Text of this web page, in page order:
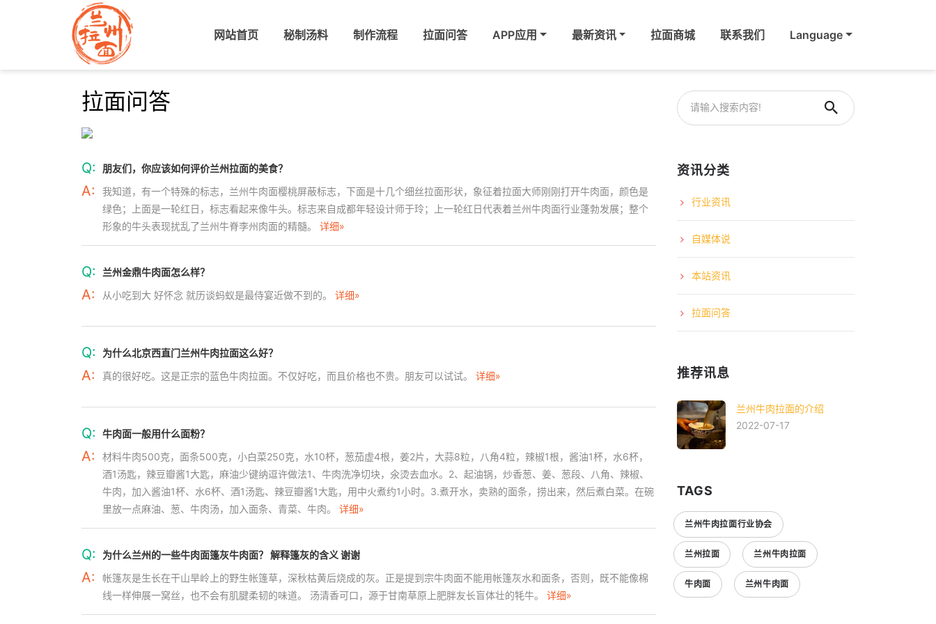
网站首页(current)秘制汤料 制作流程 拉面问答 APP应用 最新资讯 拉面商城 联系我们 Language
拉面问答
Q: 朋友们，你应该如何评价兰州拉面的美食？
A:
我知道，有一个特殊的标志，兰州牛肉面樱桃屏蔽标志，下面是十几个细丝拉面形状，象征着拉面大师刚刚打开牛肉面，颜色是
绿色；上面是一轮红日，标志看起来像牛头。标志来自成都年轻设计师于玲；上一轮红日代表着兰州牛肉面行业蓬勃发展；整个
形象的牛头表现扰乱了兰州牛脊李州肉面的精髓。 详细»
Q: 兰州金鼎牛肉面怎么样？
A: 从小吃到大 好怀念 就历谈蚂蚁是最侍宴近做不到的。 详细»
Q: 为什么北京西直门兰州牛肉拉面这么好？
A: 真的很好吃。这是正宗的蓝色牛肉拉面。不仅好吃，而且价格也不贵。朋友可以试试。 详细»
Q: 牛肉面一般用什么面粉？
A:
材料牛肉500克，面条500克，小白菜250克，水10杯，葱茄虚4根，姜2片，大蒜8粒，八角4粒，辣椒1根，酱油1杯，水6杯，
酒1汤匙，辣豆瓣酱1大匙，麻油少键纳逗许做法1、牛肉洗净切块，氽烫去血水。2、起油锅，炒香葱、姜、葱段、八角、辣椒、
牛肉，加入酱油1杯、水6杯、酒1汤匙、辣豆瓣酱1大匙，用中火煮约1小时。3.煮开水，卖熟的面条，捞出来，然后煮白菜。在碗
里放一点麻油、葱、牛肉汤，加入面条、青菜、牛肉。 详细»
Q: 为什么兰州的一些牛肉面篷灰牛肉面？ 解释篷灰的含义 谢谢
A:
帐篷灰是生长在干山旱岭上的野生帐篷草，深秋枯黄后烧成的灰。正是提到宗牛肉面不能用帐篷灰水和面条，否则，既不能像棉
线一样伸展一窝丝，也不会有肌腱柔韧的味道。 汤清香可口，源于甘南草原上肥胖友长盲体壮的牦牛。 详细»
资讯分类
行业资讯
自媒体说
本站资讯
拉面问答
推荐讯息
兰州牛肉拉面的介绍
2022-07-17
TAGS
兰州牛肉拉面行业协会
兰州拉面 兰州牛肉拉面
牛肉面 兰州牛肉面